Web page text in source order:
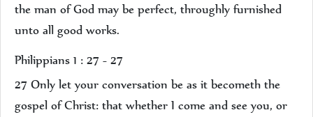
the man of God may be perfect, throughly furnished
unto all good works.
Philippians 1 : 27 - 27
27 Only let your conversation be as it becometh the
gospel of Christ: that whether I come and see you, or